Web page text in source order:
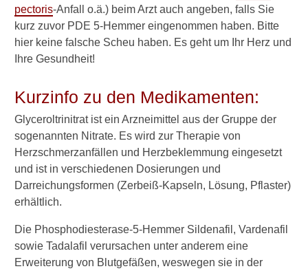
pectoris-Anfall o.ä.) beim Arzt auch angeben, falls Sie
kurz zuvor PDE 5-Hemmer eingenommen haben. Bitte
hier keine falsche Scheu haben. Es geht um Ihr Herz und
Ihre Gesundheit!
Kurzinfo zu den Medikamenten:
Glyceroltrinitrat ist ein Arzneimittel aus der Gruppe der
sogenannten Nitrate. Es wird zur Therapie von
Herzschmerzanfällen und Herzbeklemmung eingesetzt
und ist in verschiedenen Dosierungen und
Darreichungsformen (Zerbeiß-Kapseln, Lösung, Pflaster)
erhältlich.
Die Phosphodiesterase-5-Hemmer Sildenafil, Vardenafil
sowie Tadalafil verursachen unter anderem eine
Erweiterung von Blutgefäßen, weswegen sie in der
u
E
r
e
i
n
s
s
t
ö
u
g
e
n